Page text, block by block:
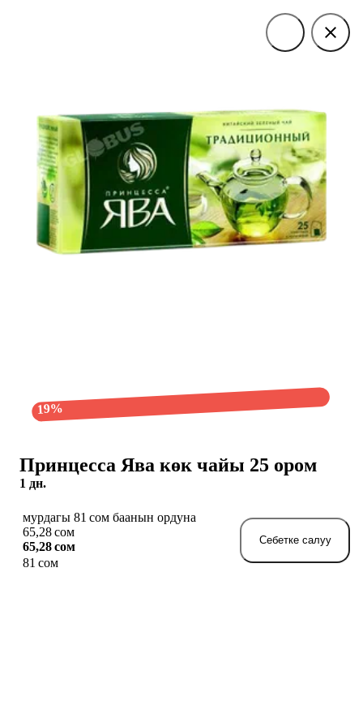
Принцесса Ява көк чайы 25 ором
1 дн.
19%
мурдагы 81 сом баанын ордуна
65,28 сом
65,28 сом
81 сом
Себетке салуу